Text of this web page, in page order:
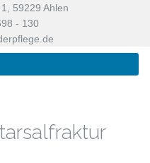
59229 Ahlen
- 130